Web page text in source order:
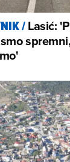
/Lasić: